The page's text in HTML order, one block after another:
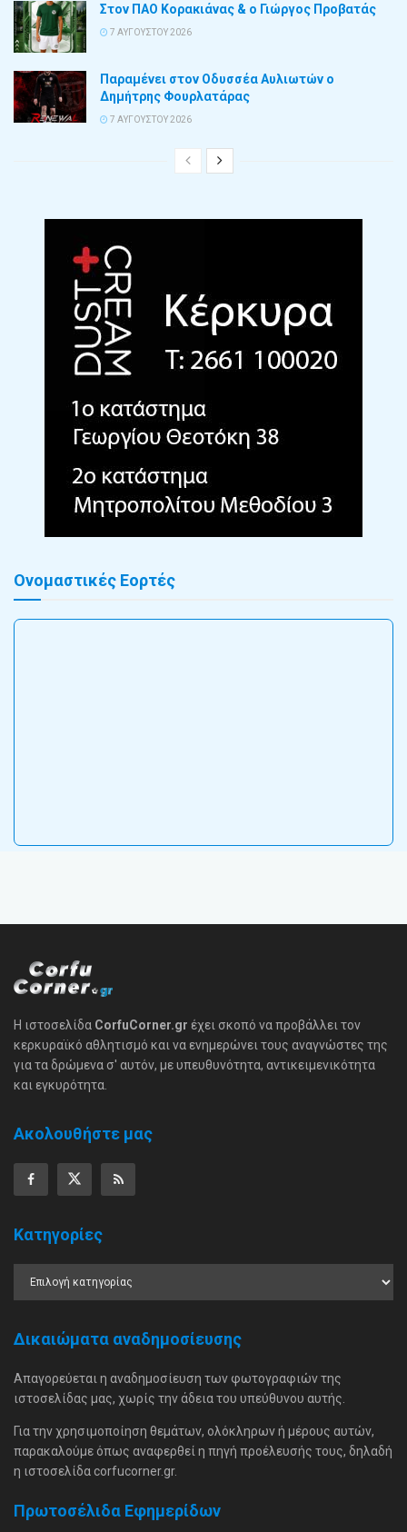
Στον ΠΑΟ Κορακιάνας & ο Γιώργος Προβατάς
7 ΑΥΓΟΎΣΤΟΥ 2026
Παραμένει στον Οδυσσέα Αυλιωτών ο
Δημήτρης Φουρλατάρας
7 ΑΥΓΟΎΣΤΟΥ 2026
Ονομαστικές Εορτές
Η ιστοσελίδα CorfuCorner.gr έχει σκοπό να προβάλλει τον
κερκυραϊκό αθλητισμό και να ενημερώνει τους αναγνώστες της
για τα δρώμενα σ' αυτόν, με υπευθυνότητα, αντικειμενικότητα
και εγκυρότητα.
Ακολουθήστε μας
Κατηγορίες
Δικαιώματα αναδημοσίευσης
Απαγορεύεται η αναδημοσίευση των φωτογραφιών της
ιστοσελίδας μας, χωρίς την άδεια του υπεύθυνου αυτής.
Για την χρησιμοποίηση θεμάτων, ολόκληρων ή μέρους αυτών,
παρακαλούμε όπως αναφερθεί η πηγή προέλευσής τους, δηλαδή
η ιστοσελίδα corfucorner.gr.
Πρωτοσέλιδα Εφημερίδων